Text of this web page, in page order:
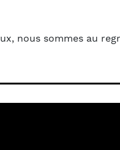
nous sommes au